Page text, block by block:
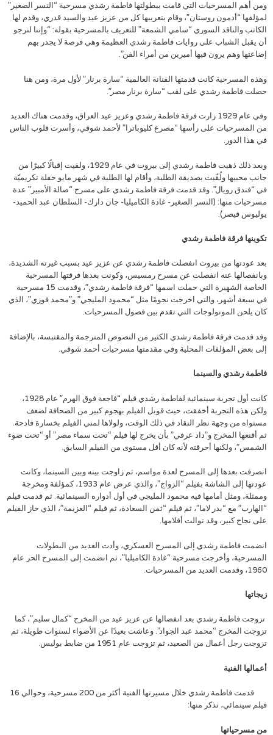
ومن أهم المسرحيات التي قامت ببطولتها فاطمة رشدي مسرحية “النسر الصغير”
لمؤلفها “أدمون روستان”، وقام بتعريبها كل من عزيز عيد والسيد قدري، وقدم لها
الكاتب والناقد السوري “سامي الشمعة” للتعريف بالمسرحية بقوله: “وإننا لنرجو
أن يقبل الشباب على روايات فاطمة رشدي العظيمة وهي فرصة لا يجدر بهم
إضاعتها وهم يرون فيها أميرين من أمراء الفن”.
وهذه المسرحية كانت قدمتها الفنانة العالمية “سارة برنار” لأول مرة، ومن هنا
حصلت فاطمة رشدي على لقب “سارة برنار مصر”.
وفي عام 1929 زارت فرقة فاطمة رشدي وعزيز عيد العراق، وقدمت هناك العديد
من المسرحيات على رأسها “مصرع كليوباترا” لأحمد شوقي، وأسرت قلوب الناس
في هذا الدور.
وبعد ذلك ذهبت فاطمة رشدي إلى بيروت في عام 1929، ولقيت إقبالًا كبيرًا من
جانب محبيها ولُقّبت بصديقة الطلبة، وأقام لها الطلبة في شهر مايو حفلة تكريميّة
في “فندق رويال”. وقد قدمت فرقة فاطمة رشدي على مسرح “صالة الأمبير” عدة
مسرحيات منها: (النسر الصغير- غادة الكاميليا- جان دارك- السلطان عبد الحميد-
يوليوس قيصر).
تكوينها فرقة فاطمة رشدي
بعد عودتها من بيروت انفصلت فاطمة رشدي عن عزيز عيد بسبب غيرته الشديدة،
وبانفصالها عنه انفصلت عن مسرح رمسيس، وكونت بعدها فرقتها المسرحية
الخاصة الشهيرة التي حملت اسمها “فرقة فاطمة رشدي”، وقدمت 15 مسرحية
في سبعة أشهر، والتي اخرجت نجومًا مثل “محمود المليجي” و”محمد فوزي”، الذي
كان يلحن المونولوجات التي تقدم بين فصول المسرحيات.
وقد قدمت فرقة فاطمة رشدي الكثير من النصوص المترجمة والمقتبسة، بالإضافة
إلى بعض المؤلفات المحلية وفي مقدمتها مسرحيات أحمد شوقي.
فاطمة رشدي والسينما
كانت أول تجربة سينمائية لفاطمة رشدي فيلم “فاجعة فوق الهرم” عام 1928،
ولكن هذه التجربة أخفقت، حيث قوبل الفيلم بهجوم كبير من الصحافة لضعف
مستواه من وجهة نظر النقاد في ذلك الوقت، ولولاها لمني الفيلم بخسارة فادحة.
ثم أقنعها المخرج و”داد عرفي” بأن يخرج لها فيلم “تحت سماء مصر” أو “تحت ضوء
الشمس”، ولكنها أحرقته لأنه كان أقل مستوى من الفيلم السابق.
انصرفت بعدها إلى المسرح لعدة مواسم، ثم زاوجت بينه وبين السينما، وكانت
عودتها إلى الشاشة بفيلم “الزواج”، والذي عرض عام 1933، كمؤلفة ومخرجة
وممثلة، ومثل أمامها فيه محمود المليجي في أول أدواره السينمائية. ثم قدمت فيلم
“الهارب” مع “بدر لاما”، ثم فيلم “ثمن السعادة، ثم فيلم “العزيمة”، الذي حاز الفيلم
على نجاح كبير، وقد توالت أفلامها.
انضمت فاطمة رشدي إلى المسرح العسكري، وأدت العديد من البطولات
المسرحية، وأخرجت مسرحية “غادة الكاميليا”، ثم انضمت إلى المسرح الحر عام
1960، وقدمت العديد من المسرحيات.
زيجاتها
تزوجت فاطمة رشدي بعد انفصالها عن عزيز عيد من المخرج “كمال سليم”، كما
تزوجت المخرج “محمد عبد الجواد”. وعاشت بعيدًا عن الأضواء لسنوات طويلة، ثم
تزوجت رجل أعمال من الصعيد، ثم تزوجت عام 1951 من ضابط بوليس.
أعمالها الفنية
قدمت فاطمة رشدي خلال مسيرتها الفنية أكثر من 200 مسرحية، وحوالي 16
فيلم سينمائي، نذكر منها:
من مسرحياتها